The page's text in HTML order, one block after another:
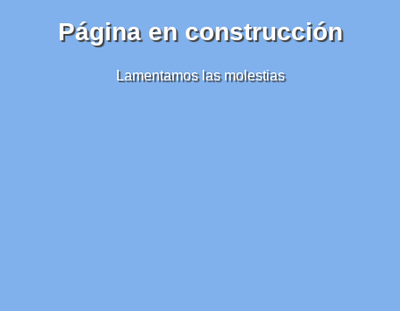
Página en construcción
Lamentamos las molestias